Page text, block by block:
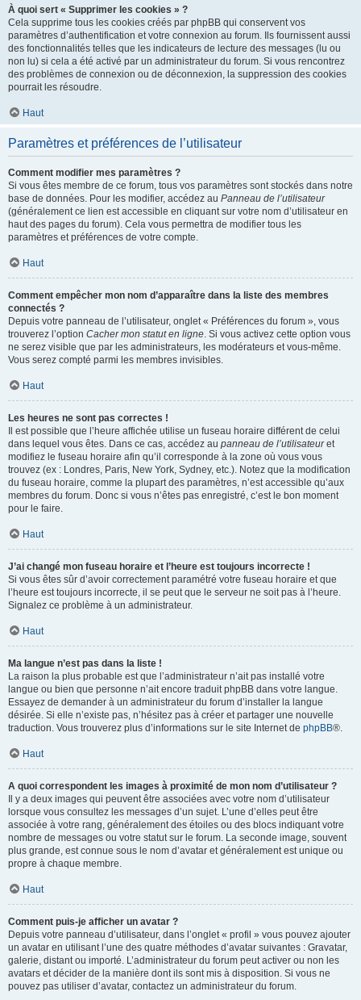
À quoi sert « Supprimer les cookies » ?
Cela supprime tous les cookies créés par phpBB qui conservent vos
paramètres d’authentification et votre connexion au forum. Ils fournissent aussi
des fonctionnalités telles que les indicateurs de lecture des messages (lu ou
non lu) si cela a été activé par un administrateur du forum. Si vous rencontrez
des problèmes de connexion ou de déconnexion, la suppression des cookies
pourrait les résoudre.
Haut
Paramètres et préférences de l’utilisateur
Comment modifier mes paramètres ?
Si vous êtes membre de ce forum, tous vos paramètres sont stockés dans notre
base de données. Pour les modifier, accédez au Panneau de l’utilisateur
(généralement ce lien est accessible en cliquant sur votre nom d’utilisateur en
haut des pages du forum). Cela vous permettra de modifier tous les
paramètres et préférences de votre compte.
Haut
Comment empêcher mon nom d’apparaître dans la liste des membres
connectés ?
Depuis votre panneau de l’utilisateur, onglet « Préférences du forum », vous
trouverez l’option Cacher mon statut en ligne. Si vous activez cette option vous
ne serez visible que par les administrateurs, les modérateurs et vous-même.
Vous serez compté parmi les membres invisibles.
Haut
Les heures ne sont pas correctes !
Il est possible que l’heure affichée utilise un fuseau horaire différent de celui
dans lequel vous êtes. Dans ce cas, accédez au panneau de l’utilisateuret
modifiez le fuseau horaire afin qu’il corresponde à la zone où vous vous
trouvez (ex : Londres, Paris, New York, Sydney, etc.). Notez que la modification
du fuseau horaire, comme la plupart des paramètres, n’est accessible qu’aux
membres du forum. Donc si vous n’êtes pas enregistré, c’est le bon moment
pour le faire.
Haut
J’ai changé mon fuseau horaire et l’heure est toujours incorrecte !
Si vous êtes sûr d’avoir correctement paramétré votre fuseau horaire et que
l’heure est toujours incorrecte, il se peut que le serveur ne soit pas à l’heure.
Signalez ce problème à un administrateur.
Haut
Ma langue n’est pas dans la liste !
La raison la plus probable est que l’administrateur n’ait pas installé votre
langue ou bien que personne n’ait encore traduit phpBB dans votre langue.
Essayez de demander à un administrateur du forum d’installer la langue
désirée. Si elle n’existe pas, n’hésitez pas à créer et partager une nouvelle
traduction. Vous trouverez plus d’informations sur le site Internet de phpBB®.
Haut
A quoi correspondent les images à proximité de mon nom d’utilisateur ?
Il y a deux images qui peuvent être associées avec votre nom d’utilisateur
lorsque vous consultez les messages d’un sujet. L’une d’elles peut être
associée à votre rang, généralement des étoiles ou des blocs indiquant votre
nombre de messages ou votre statut sur le forum. La seconde image, souvent
plus grande, est connue sous le nom d’avatar et généralement est unique ou
propre à chaque membre.
Haut
Comment puis-je afficher un avatar ?
Depuis votre panneau d’utilisateur, dans l’onglet « profil » vous pouvez ajouter
un avatar en utilisant l’une des quatre méthodes d’avatar suivantes : Gravatar,
galerie, distant ou importé. L’administrateur du forum peut activer ou non les
avatars et décider de la manière dont ils sont mis à disposition. Si vous ne
pouvez pas utiliser d’avatar, contactez un administrateur du forum.